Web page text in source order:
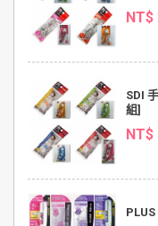
NT$
SDI
組]
NT$